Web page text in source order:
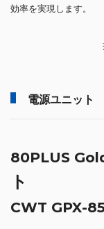
効率を実現します。
電源ユニット
80PLUS
ト
CWT GPX-